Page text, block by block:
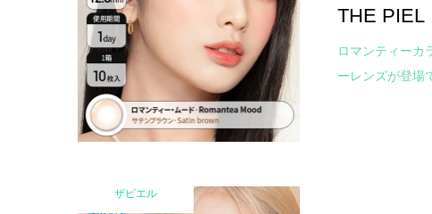
THE
ロマンティーカ
ーレンズが登場
ザピエル